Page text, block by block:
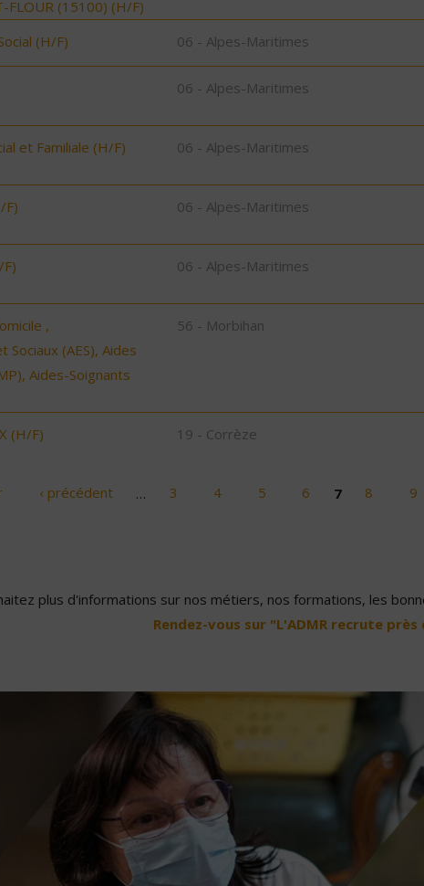
FLOUR (15100) (H/F)
(H/F) 06 - Alpes-Maritimes
06 - Alpes-Maritimes
et Familiale (H/F) 06 - Alpes-Maritimes
F) 06 - Alpes-Maritimes
06 - Alpes-Maritimes
,
Sociaux (AES), Aides
Aides-Soignants
56 - Morbihan
(H/F) 19 - Corrèze
‹ précédent … 3 4 5 6 7 8 9
plus d'informations sur nos métiers, nos formations, les
Rendez-vous sur "L'ADMR recrute près